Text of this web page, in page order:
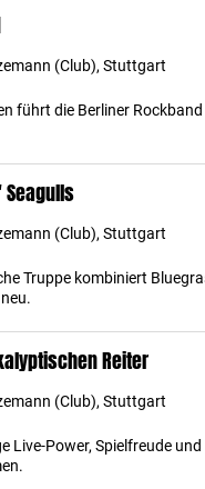
(Club), Stuttgart
führt die Berliner
Seagulls
(Club), Stuttgart
Truppe kombiniert
Reiter
(Club), Stuttgart
Live-Power, Spielfreude